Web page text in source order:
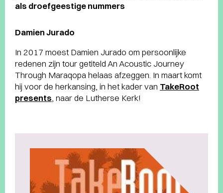
als droefgeestige nummers
Damien Jurado
In 2017 moest Damien Jurado om persoonlijke
redenen zijn tour getiteld An Acoustic Journey
Through Maraqopa helaas afzeggen. In maart komt
hij voor de herkansing, in het kader van TakeRoot
presents , naar de Lutherse Kerk!